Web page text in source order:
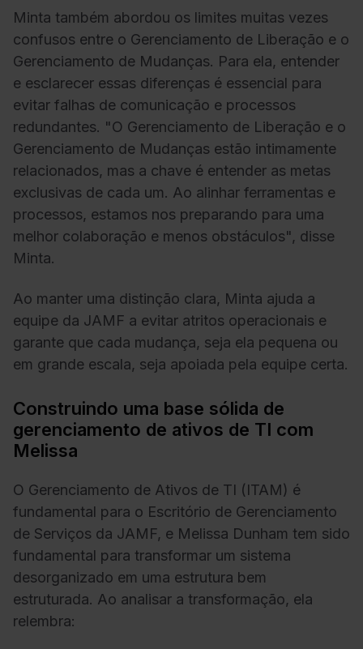
Minta também abordou os limites muitas vezes
confusos entre o Gerenciamento de Liberação e o
Gerenciamento de Mudanças. Para ela, entender
e esclarecer essas diferenças é essencial para
evitar falhas de comunicação e processos
redundantes. "O Gerenciamento de Liberação e o
Gerenciamento de Mudanças estão intimamente
relacionados, mas a chave é entender as metas
exclusivas de cada um. Ao alinhar ferramentas e
processos, estamos nos preparando para uma
melhor colaboração e menos obstáculos", disse
Minta.
Ao manter uma distinção clara, Minta ajuda a
equipe da JAMF a evitar atritos operacionais e
garante que cada mudança, seja ela pequena ou
em grande escala, seja apoiada pela equipe certa.
Construindo uma base sólida de
gerenciamento de ativos de TI com
Melissa
O Gerenciamento de Ativos de TI (ITAM) é
fundamental para o Escritório de Gerenciamento
de Serviços da JAMF, e Melissa Dunham tem sido
fundamental para transformar um sistema
desorganizado em uma estrutura bem
estruturada. Ao analisar a transformação, ela
relembra: